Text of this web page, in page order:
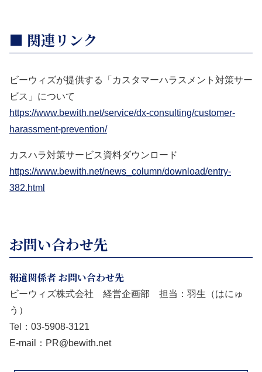
■ 関連リンク
ビーウィズが提供する「カスタマーハラスメント対策サー
ビス」について
https://www.bewith.net/service/dx-consulting/customer-
harassment-prevention/
カスハラ対策サービス資料ダウンロード
https://www.bewith.net/news_column/download/entry-
382.html
お問い合わせ先
報道関係者 お問い合わせ先
ビーウィズ株式会社 経営企画部 担当：羽生（はにゅ
う）
Tel：03-5908-3121
E-mail：PR@bewith.net